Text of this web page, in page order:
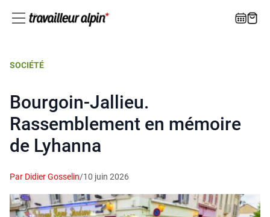
SOCIÉTÉ
Bourgoin-Jallieu.
Rassemblement en mémoire
de Lyhanna
Par Didier Gosselin/10 juin 2026